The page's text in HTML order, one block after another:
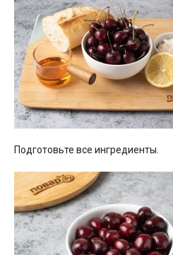
Подготовьте все ингредиенты.